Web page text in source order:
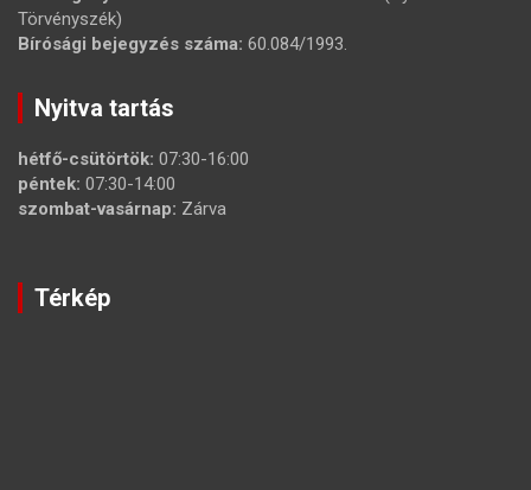
Törvényszék)
Bírósági bejegyzés száma: 60.084/1993.
Nyitva tartás
hétfő-csütörtök: 07:30-16:00
péntek: 07:30-14:00
szombat-vasárnap: Zárva
Térkép